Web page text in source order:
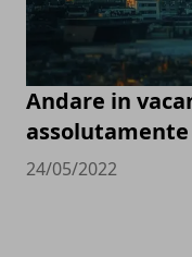
Andare in
assolutamente
24/05/2022